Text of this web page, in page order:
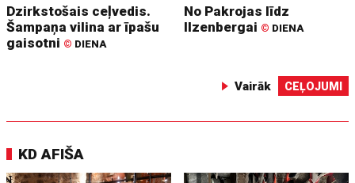
Dzirkstošais ceļvedis.
Šampaņa vilina ar īpašu
gaisotni © DIENA
No Pakrojas līdz
Ilzenbergai © DIENA
Vairāk CEĻOJUMI
KD AFIŠA